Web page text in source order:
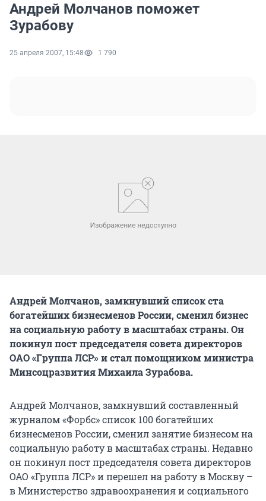
Андрей Молчанов поможет
Зурабову
25 апреля 2007, 15:48 1 790
Андрей Молчанов, замкнувший список ста
богатейших бизнесменов России, сменил бизнес
на социальную работу в масштабах страны. Он
покинул пост председателя совета директоров
ОАО «Группа ЛСР» и стал помощником министра
Минсоцразвития Михаила Зурабова.
Андрей Молчанов, замкнувший составленный
журналом «Форбс» список 100 богатейших
бизнесменов России, сменил занятие бизнесом на
социальную работу в масштабах страны. Недавно
он покинул пост председателя совета директоров
ОАО «Группа ЛСР» и перешел на работу в Москву –
в Министерство здравоохранения и социального